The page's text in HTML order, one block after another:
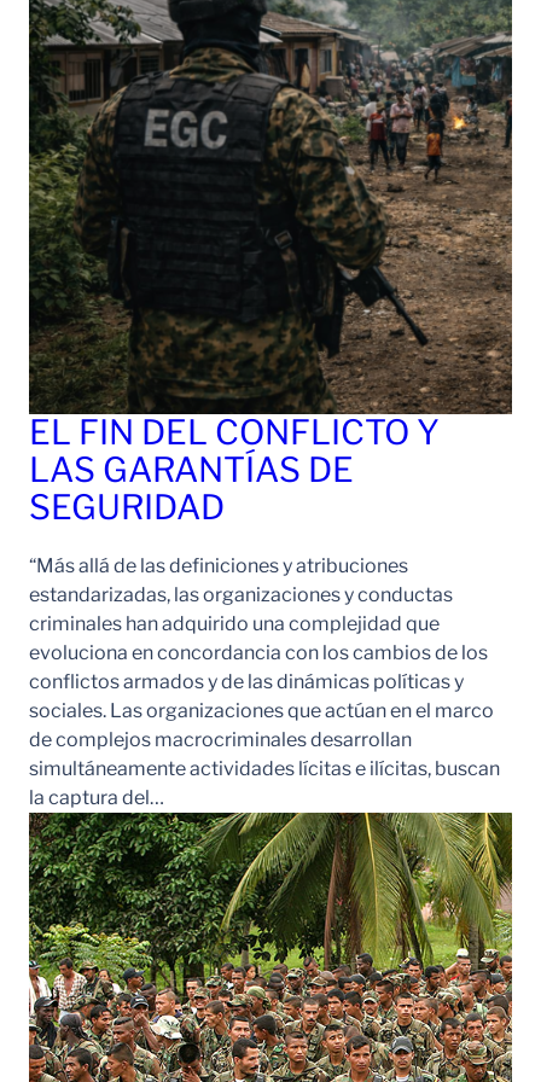
EL FIN DEL CONFLICTO Y
LAS GARANTÍAS DE
SEGURIDAD
“Más allá de las definiciones y atribuciones
estandarizadas, las organizaciones y conductas
criminales han adquirido una complejidad que
evoluciona en concordancia con los cambios de los
conflictos armados y de las dinámicas políticas y
sociales. Las organizaciones que actúan en el marco
de complejos macrocriminales desarrollan
simultáneamente actividades lícitas e ilícitas, buscan
la captura del…